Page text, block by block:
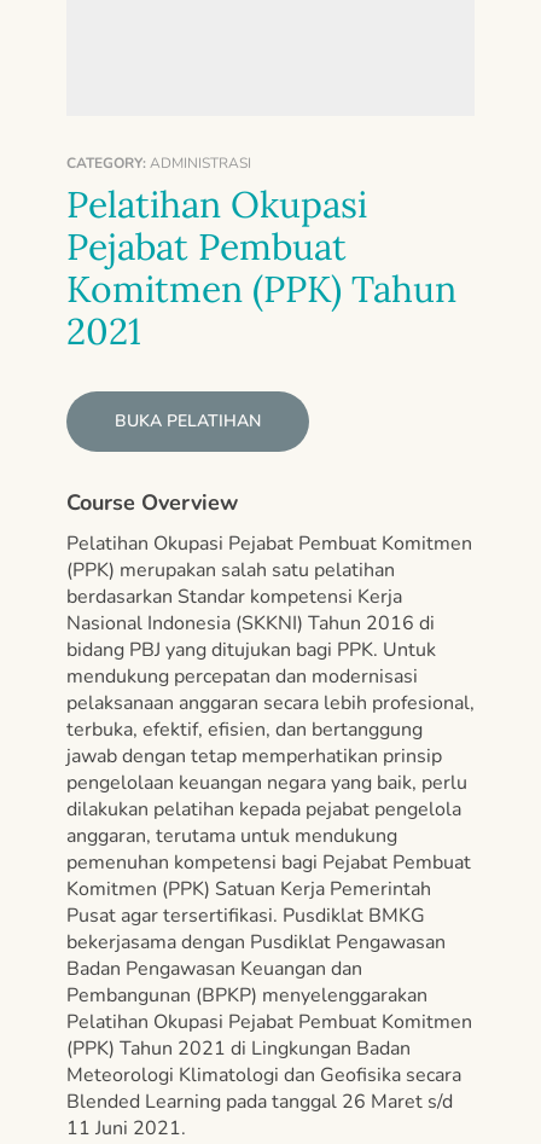
CATEGORY: ADMINISTRASI
Pelatihan Okupasi
Pejabat Pembuat
Komitmen (PPK) Tahun
2021
BUKA PELATIHAN
Course Overview
Pelatihan Okupasi Pejabat Pembuat Komitmen
(PPK) merupakan salah satu pelatihan
berdasarkan Standar kompetensi Kerja
Nasional Indonesia (SKKNI) Tahun 2016 di
bidang PBJ yang ditujukan bagi PPK. Untuk
mendukung percepatan dan modernisasi
pelaksanaan anggaran secara lebih profesional,
terbuka, efektif, efisien, dan bertanggung
jawab dengan tetap memperhatikan prinsip
pengelolaan keuangan negara yang baik, perlu
dilakukan pelatihan kepada pejabat pengelola
anggaran, terutama untuk mendukung
pemenuhan kompetensi bagi Pejabat Pembuat
Komitmen (PPK) Satuan Kerja Pemerintah
Pusat agar tersertifikasi. Pusdiklat BMKG
bekerjasama dengan Pusdiklat Pengawasan
Badan Pengawasan Keuangan dan
Pembangunan (BPKP) menyelenggarakan
Pelatihan Okupasi Pejabat Pembuat Komitmen
(PPK) Tahun 2021 di Lingkungan Badan
Meteorologi Klimatologi dan Geofisika secara
Blended Learning pada tanggal 26 Maret s/d
11 Juni 2021.